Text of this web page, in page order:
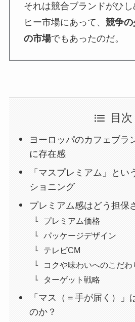
それは競合ブランドがひ
ヒー市場にあって、 競争
の市場でもあったのだ。
目次
ヨーロッパのカフェブラ
に存在感
「マスプレミアム」とい
ショニング
プレミアム感はどう担保
プレミアム価格
パッケージデザイン
テレビCM
コクや味わいへのこだわ
ターゲット戦略
「マス（＝手が届く）」
のか？